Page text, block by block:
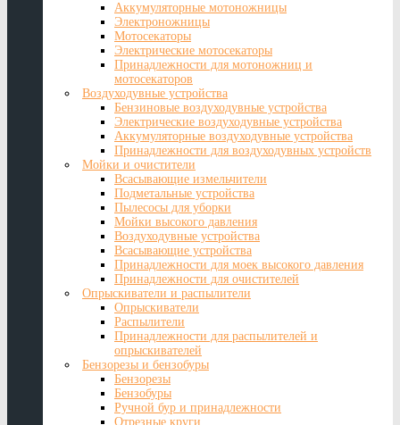
Аккумуляторные мотоножницы
Электроножницы
Мотосекаторы
Электрические мотосекаторы
Принадлежности для мотоножниц и
мотосекаторов
Воздуходувные устройства
Бензиновые воздуходувные устройства
Электрические воздуходувные устройства
Аккумуляторные воздуходувные устройства
Принадлежности для воздуходувных устройств
Мойки и очистители
Всасывающие измельчители
Подметальные устройства
Пылесосы для уборки
Мойки высокого давления
Воздуходувные устройства
Всасывающие устройства
Принадлежности для моек высокого давления
Принадлежности для очистителей
Опрыскиватели и распылители
Опрыскиватели
Распылители
Принадлежности для распылителей и
опрыскивателей
Бензорезы и бензобуры
Бензорезы
Бензобуры
Ручной бур и принадлежности
Отрезные круги